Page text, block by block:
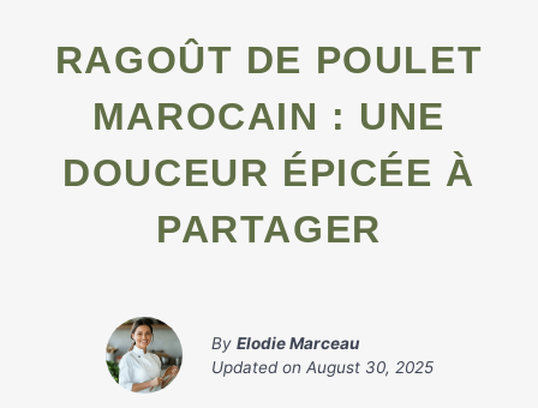
RAGOÛT DE POULET
MAROCAIN : UNE
DOUCEUR ÉPICÉE À
PARTAGER
By Elodie Marceau
Updated on August 30, 2025